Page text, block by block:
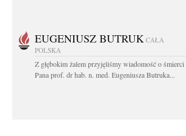
EUGENIUSZ BUTRUK CAŁA
POLSKA
Z głębokim żalem przyjęliśmy wiadomość o śmierci
Pana prof. dr hab. n. med. Eugeniusza Butruka...